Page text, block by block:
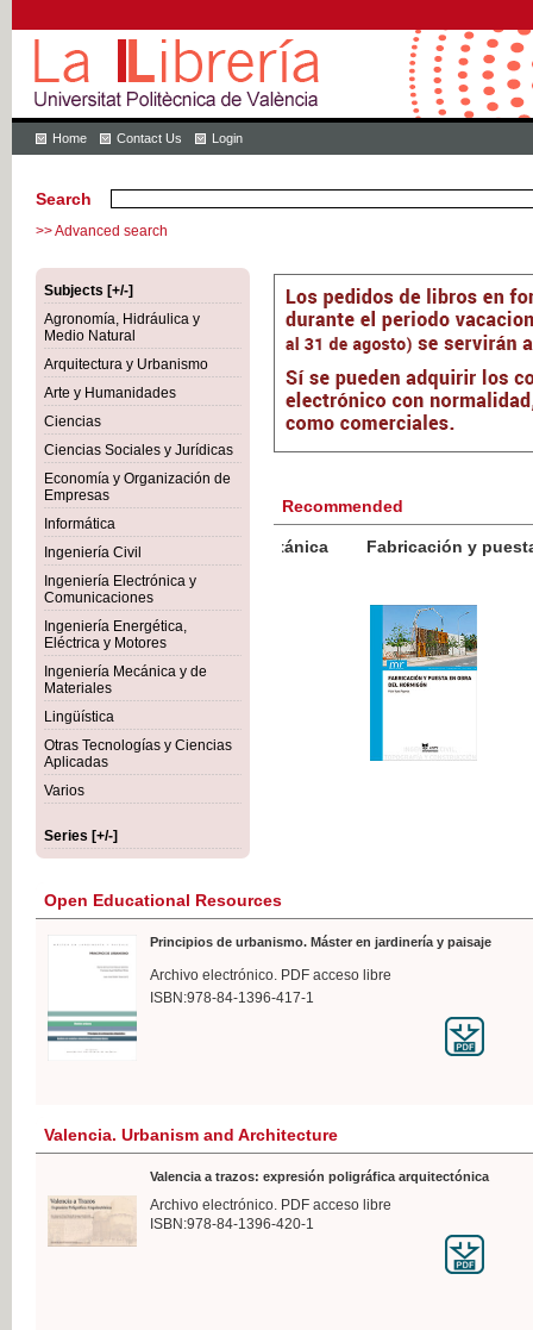
Home Contact Us Login
Search
>> Advanced search
Subjects [+/-]
Agronomía, Hidráulica y
Medio Natural
Arquitectura y Urbanismo
Arte y Humanidades
Ciencias
Ciencias Sociales y Jurídicas
Economía y Organización de
Empresas
Informática
Ingeniería Civil
Ingeniería Electrónica y
Comunicaciones
Ingeniería Energética,
Eléctrica y Motores
Ingeniería Mecánica y de
Materiales
Lingüística
Otras Tecnologías y Ciencias
Aplicadas
Varios
Series [+/-]
Recommended
Botánica Agroalimentaria
Open Educational Resources
Principios de urbanismo. Máster en jardinería y paisaje
Archivo electrónico. PDF acceso libre
ISBN:978-84-1396-417-1
Valencia. Urbanism and Architecture
Valencia a trazos: expresión poligráfica arquitectónica
Archivo electrónico. PDF acceso libre
ISBN:978-84-1396-420-1